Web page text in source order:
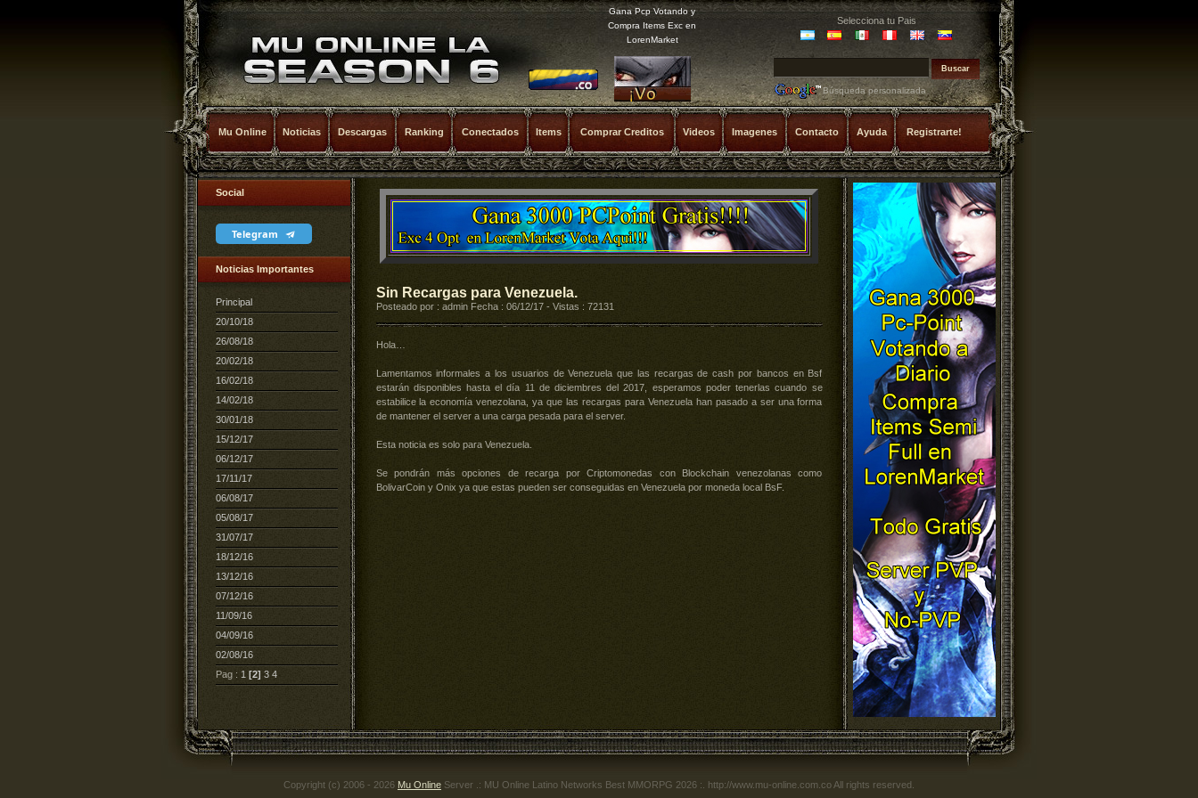
Gana Pcp Votando y
Compra Items Exc en
LorenMarket
Selecciona tu Pais
Búsqueda personalizada
Mu Online Noticias Descargas Ranking Conectados Items Comprar Creditos Videos Imagenes Contacto Ayuda Registrarte!
Social
Telegram
Noticias Importantes
Principal
20/10/18
26/08/18
20/02/18
16/02/18
14/02/18
30/01/18
15/12/17
06/12/17
17/11/17
06/08/17
05/08/17
31/07/17
18/12/16
13/12/16
07/12/16
11/09/16
04/09/16
02/08/16
Pag : 1 [2] 3 4
Sin Recargas para Venezuela.
Posteado por : admin Fecha : 06/12/17 - Vistas : 72131
Hola…
Lamentamos informales a los usuarios de Venezuela que las recargas de cash por bancos en Bsf
estarán disponibles hasta el día 11 de diciembres del 2017, esperamos poder tenerlas cuando se
estabilice la economía venezolana, ya que las recargas para Venezuela han pasado a ser una forma
de mantener el server a una carga pesada para el server.
Esta noticia es solo para Venezuela.
Se pondrán más opciones de recarga por Criptomonedas con Blockchain venezolanas como
BolivarCoin y Onix ya que estas pueden ser conseguidas en Venezuela por moneda local BsF.
Copyright (c) 2006 - 2026 Mu Online Server .: MU Online Latino Networks Best MMORPG 2026 :. http://www.mu-online.com.co All rights reserved.